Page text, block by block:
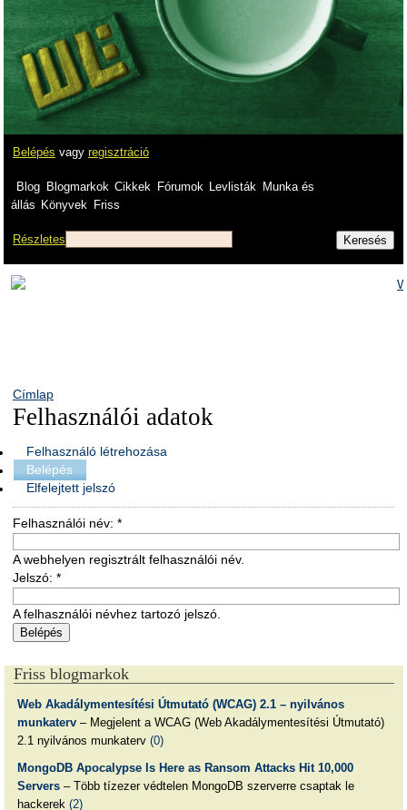
Belépés vagy regisztráció
Blog Blogmarkok Cikkek Fórumok Levlisták
Munka és
állás Könyvek Friss
Részletes
Címlap
Felhasználói adatok
Felhasználó létrehozása
Belépés
Elfelejtett jelszó
Felhasználói név: *
A webhelyen regisztrált felhasználói név.
Jelszó: *
A felhasználói névhez tartozó jelszó.
Friss blogmarkok
Web Akadálymentesítési Útmutató (WCAG) 2.1 – nyilvános
munkaterv– Megjelent a WCAG (Web Akadálymentesítési Útmutató)
2.1 nyilvános munkaterv (0)
MongoDB Apocalypse Is Here as Ransom Attacks Hit 10,000
Servers– Több tízezer védtelen MongoDB szerverre csaptak le
hackerek (2)